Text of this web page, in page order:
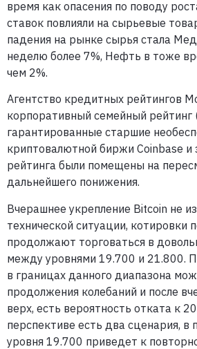
время как опасения по поводу
ставок повлияли на сырьевые
падения на рынке сырья стала
неделю более 7%, Нефть в тоже
чем 2%.
Агентство кредитных рейтингов
корпоративный семейный рейтинг
гарантированные старшие
криптовалютной биржи Coinbase и
рейтинга были помещены на
дальнейшего понижения.
Вчерашнее укрепление Bitcoin не
технической ситуации, котировки
продолжают торговаться в
между уровнями 19.700 и 21.800.
в границах данного диапазона
продолжения колебаний и после
верх, есть вероятность отката к
перспективе есть два сценария, в
уровня 19.700 приведет к